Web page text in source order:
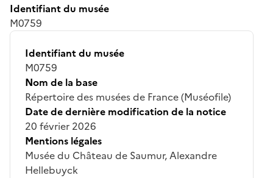
Identifiant du musée
M0759
Identifiant du musée
M0759
Nom de la base
Répertoire des musées de France (Muséofile)
Date de dernière modification de la notice
20 février 2026
Mentions légales
Musée du Château de Saumur, Alexandre
Hellebuyck